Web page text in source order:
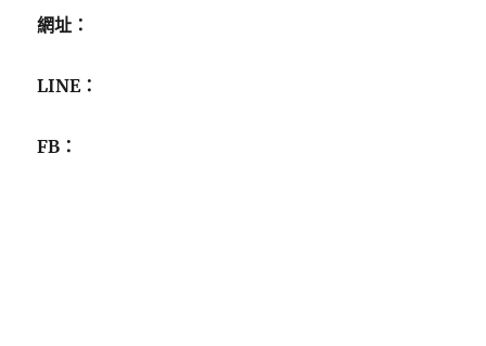
網址：
LINE：
FB：